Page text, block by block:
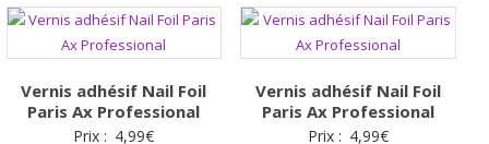
Vernis adhésif Nail Foil
Paris Ax Professional
Prix : 4,99€
Vernis adhésif Nail Foil
Paris Ax Professional
Prix : 4,99€